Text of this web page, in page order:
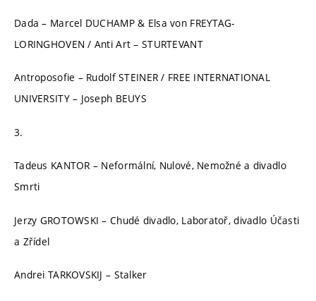
Dada – Marcel DUCHAMP & Elsa von FREYTAG-
LORINGHOVEN / Anti Art – STURTEVANT
Antroposofie – Rudolf STEINER / FREE INTERNATIONAL
UNIVERSITY – Joseph BEUYS
3.
Tadeus KANTOR – Neformální, Nulové, Nemožné a divadlo
Smrti
Jerzy GROTOWSKI – Chudé divadlo, Laboratoř, divadlo Účasti
a Zřídel
Andrei TARKOVSKIJ – Stalker